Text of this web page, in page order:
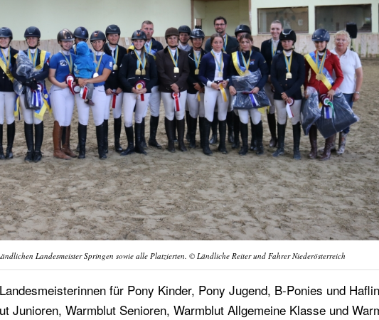
Landesmeister Springen sowie alle Platzierten. © Ländliche Reiter und Fahrer Niederösterreich
für Pony Kinder, Pony Jugend, B-Ponies und
Junioren, Warmblut Senioren, Warmblut Allgemeine Klasse und